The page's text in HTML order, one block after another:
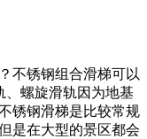
不锈钢组合滑梯可以
、螺旋滑轨因为地基
锈钢滑梯是比较常规
是在大型的景区都会